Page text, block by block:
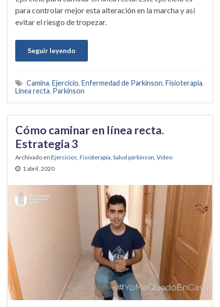
para controlar mejor esta alteración en la marcha y así
evitar el riesgo de tropezar.
Seguir leyendo
Camina, Ejercicio, Enfermedad de Parkinson, Fisioterapia,
Linea recta, Parkinson
Cómo caminar en línea recta.
Estrategia 3
Archivado en Ejercicios, Fisioterapia, Salud párkinson, Vídeo
1 abril, 2020